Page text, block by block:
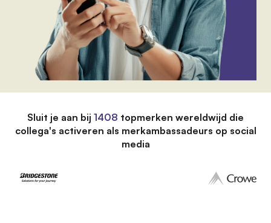
Sluit je aan bij 1408 topmerken wereldwijd die
collega's activeren als merkambassadeurs op social
media